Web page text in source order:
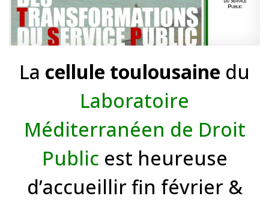
La cellule toulousaine du
Laboratoire
Méditerranéen de Droit
Public est heureuse
d’accueillir fin février &